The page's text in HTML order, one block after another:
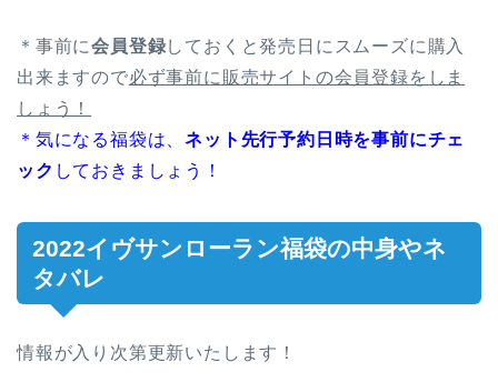
＊事前に会員登録しておくと発売日にスムーズに購入
出来ますので必ず事前に販売サイトの会員登録をしま
しょう！
＊気になる福袋は、ネット先行予約日時を事前にチェ
ック しておきましょう！
2022イヴサンローラン福袋の中身やネ
タバレ
情報が入り次第更新いたします！